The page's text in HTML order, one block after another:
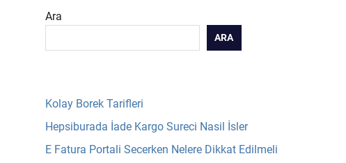
Ara
ARA
Kolay Borek Tarifleri
Hepsiburada İade Kargo Sureci Nasil İsler
E Fatura Portali Secerken Nelere Dikkat Edilmeli